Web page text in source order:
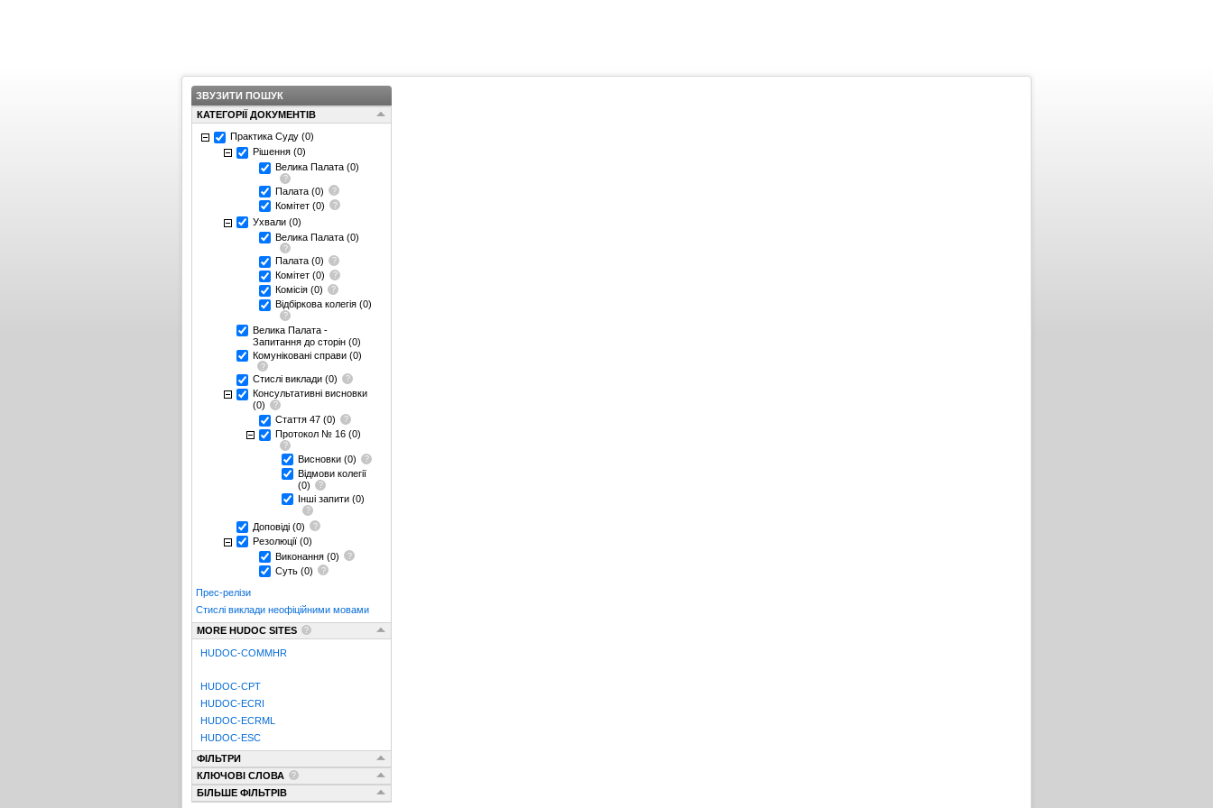
ЗВУЗИТИ ПОШУК
КАТЕГОРІЇ ДОКУМЕНТІВ
Практика Суду (0)
Рішення (0)
Велика Палата (0)
Палата (0)
Комітет (0)
Ухвали (0)
Велика Палата (0)
Палата (0)
Комітет (0)
Комісія (0)
Відбіркова колегія (0)
Велика Палата -
Запитання до сторін (0)
Комуніковані справи (0)
Стислі виклади (0)
Консультативні висновки
(0)
Стаття 47 (0)
Протокол № 16 (0)
Висновки (0)
Відмови колегії
(0)
Інші запити (0)
Доповіді (0)
Резолюції (0)
Виконання (0)
Суть (0)
Прес-релізи
Стислі виклади неофіційними мовами
MORE HUDOC SITES
HUDOC-COMMHR
HUDOC-CPT
HUDOC-ECRI
HUDOC-ECRML
HUDOC-ESC
ФІЛЬТРИ
КЛЮЧОВІ СЛОВА
БІЛЬШЕ ФІЛЬТРІВ